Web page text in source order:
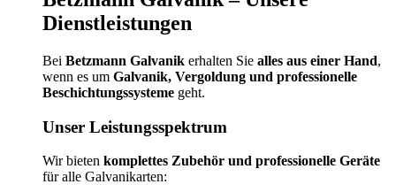
Dienstleistungen
Bei Betzmann Galvanik erhalten Sie alles aus einer Hand,
wenn es um Galvanik, Vergoldung und professionelle
Beschichtungssysteme geht.
Unser Leistungsspektrum
Wir bieten komplettes Zubehör und professionelle Geräte
für alle Galvanikarten: